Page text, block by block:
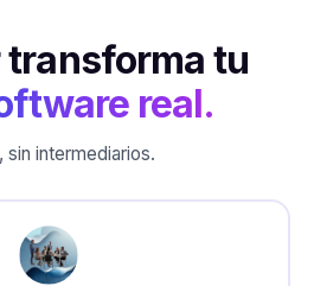
tu
real.
sin intermediarios.